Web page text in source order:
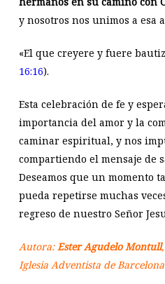
y nosotros nos unimos a esa
«El que creyere y fuere
16:16).
Esta celebración de fe y
importancia del amor y la
caminar espiritual, y nos
compartiendo el mensaje de
Deseamos que un momento
pueda repetirse muchas
regreso de nuestro Señor
Autora:Ester Agudelo Montull
Iglesia Adventista de